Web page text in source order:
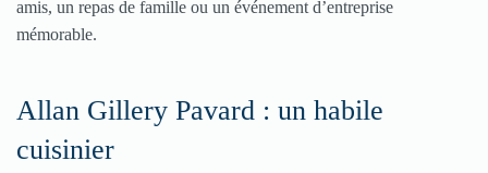
amis, un repas de famille ou un événement d’entreprise
mémorable.
Allan Gillery Pavard : un habile
cuisinier